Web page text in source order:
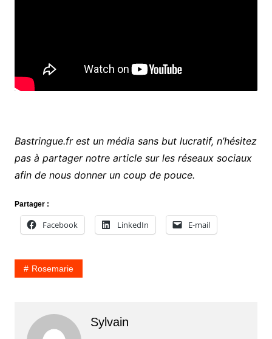
Bastringue.fr est un média sans but lucratif, n’hésitez
pas à partager notre article sur les réseaux sociaux
afin de nous donner un coup de pouce.
Partager :
Facebook LinkedIn E-mail
Rosemarie
Sylvain